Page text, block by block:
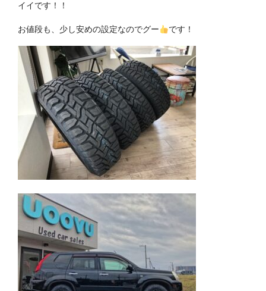
イイです！！
お値段も、少し安めの設定なのでグー です！